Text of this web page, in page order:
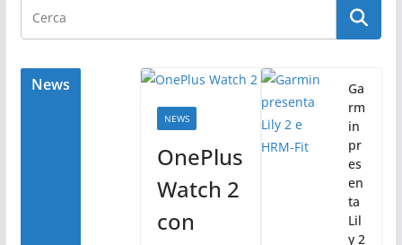
b
o
o
vi
di
News
NEWS
OnePlus
Watch 2
con
Ga
rm
in
pr
es
en
ta
Lil
y 2